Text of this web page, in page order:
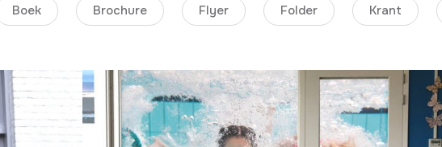
Boek Brochure Flyer Folder Krant